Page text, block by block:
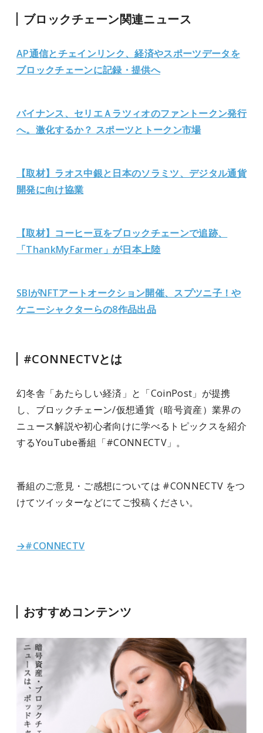
ブロックチェーン関連ニュース
AP通信とチェインリンク、経済やスポーツデータを
ブロックチェーンに記録・提供へ
バイナンス、セリエＡラツィオのファントークン発行
へ。激化するか？ スポーツとトークン市場
【取材】ラオス中銀と日本のソラミツ、デジタル通貨
開発に向け協業
【取材】コーヒー豆をブロックチェーンで追跡、
「ThankMyFarmer」が日本上陸
SBIがNFTアートオークション開催、スプツニ子！や
ケニーシャクターらの8作品出品
#CONNECTVとは
幻冬舎「あたらしい経済」と「CoinPost」が提携
し、ブロックチェーン/仮想通貨（暗号資産）業界の
ニュース解説や初心者向けに学べるトピックスを紹介
するYouTube番組「#CONNECTV」。
番組のご意見・ご感想については #CONNECTV をつ
けてツイッターなどにてご投稿ください。
→#CONNECTV
おすすめコンテンツ